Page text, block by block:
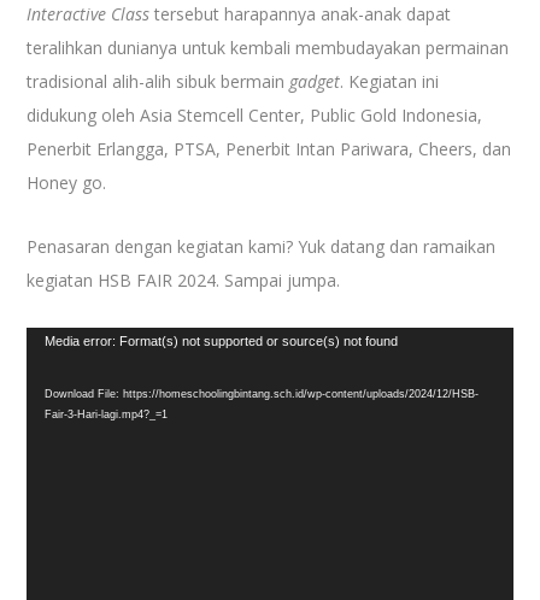
Interactive Class tersebut harapannya anak-anak dapat
teralihkan dunianya untuk kembali membudayakan permainan
tradisional alih-alih sibuk bermain gadget. Kegiatan ini
didukung oleh Asia Stemcell Center, Public Gold Indonesia,
Penerbit Erlangga, PTSA, Penerbit Intan Pariwara, Cheers, dan
Honey go.
Penasaran dengan kegiatan kami? Yuk datang dan ramaikan
kegiatan HSB FAIR 2024. Sampai jumpa.
Video
Media error: Format(s) not supported or source(s) not found
Download File: https://homeschoolingbintang.sch.id/wp-content/uploads/2024/12/HSB-
Fair-3-Hari-lagi.mp4?_=1